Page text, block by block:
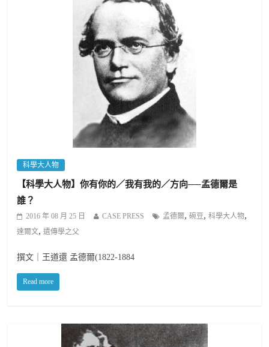
科學大人物
【科學大人物】你有你的／我有我的／方向──孟德爾是
誰？
2016 年 08 月 25 日 CASE PRESS 孟德爾,碗豆,科學大人物,
達爾文,遺傳學之父
撰文｜王道還 孟德爾(1822-1884
Read more